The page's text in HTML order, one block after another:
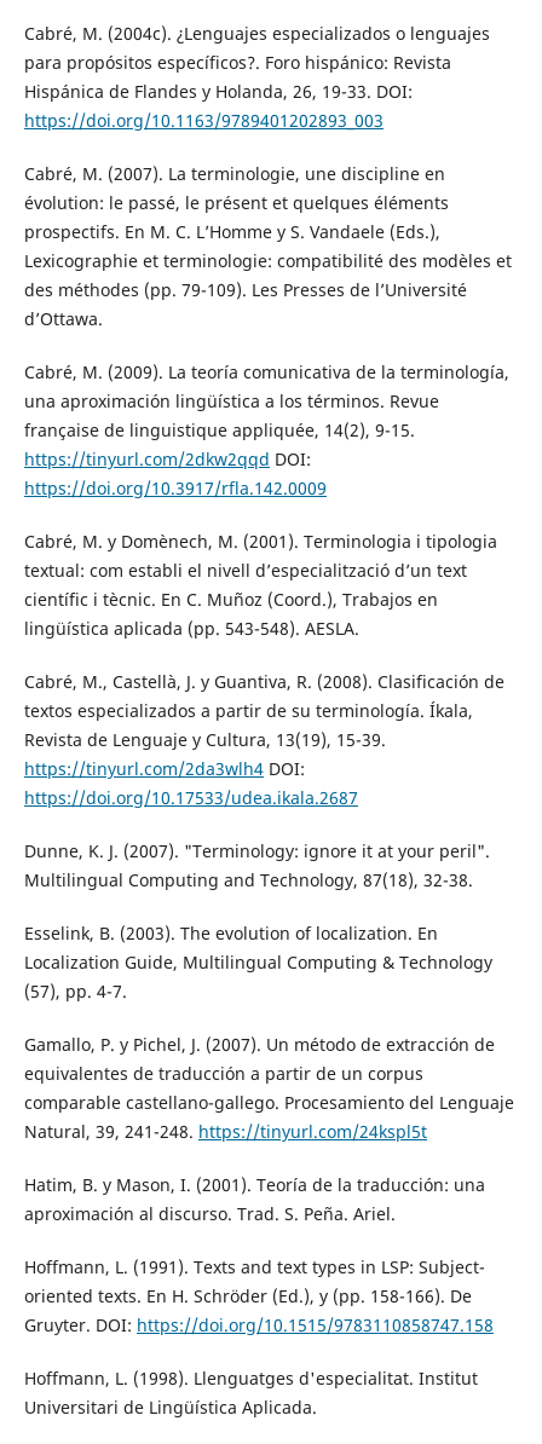
Cabré, M. (2004c). ¿Lenguajes especializados o lenguajes
para propósitos específicos?. Foro hispánico: Revista
Hispánica de Flandes y Holanda, 26, 19-33. DOI:
https://doi.org/10.1163/9789401202893_003
Cabré, M. (2007). La terminologie, une discipline en
évolution: le passé, le présent et quelques éléments
prospectifs. En M. C. L’Homme y S. Vandaele (Eds.),
Lexicographie et terminologie: compatibilité des modèles et
des méthodes (pp. 79-109). Les Presses de l’Université
d’Ottawa.
Cabré, M. (2009). La teoría comunicativa de la terminología,
una aproximación lingüística a los términos. Revue
française de linguistique appliquée, 14(2), 9-15.
https://tinyurl.com/2dkw2qqd DOI:
https://doi.org/10.3917/rfla.142.0009
Cabré, M. y Domènech, M. (2001). Terminologia i tipologia
textual: com establi el nivell d’especialització d’un text
científic i tècnic. En C. Muñoz (Coord.), Trabajos en
lingüística aplicada (pp. 543-548). AESLA.
Cabré, M., Castellà, J. y Guantiva, R. (2008). Clasificación de
textos especializados a partir de su terminología. Íkala,
Revista de Lenguaje y Cultura, 13(19), 15-39.
https://tinyurl.com/2da3wlh4DOI:
https://doi.org/10.17533/udea.ikala.2687
Dunne, K. J. (2007). "Terminology: ignore it at your peril".
Multilingual Computing and Technology, 87(18), 32-38.
Esselink, B. (2003). The evolution of localization. En
Localization Guide, Multilingual Computing & Technology
(57), pp. 4-7.
Gamallo, P. y Pichel, J. (2007). Un método de extracción de
equivalentes de traducción a partir de un corpus
comparable castellano-gallego. Procesamiento del Lenguaje
Natural, 39, 241-248. https://tinyurl.com/24kspl5t
Hatim, B. y Mason, I. (2001). Teoría de la traducción: una
aproximación al discurso. Trad. S. Peña. Ariel.
Hoffmann, L. (1991). Texts and text types in LSP: Subject-
oriented texts. En H. Schröder (Ed.), y (pp. 158-166). De
Gruyter. DOI: https://doi.org/10.1515/9783110858747.158
Hoffmann, L. (1998). Llenguatges d'especialitat. Institut
Universitari de Lingüística Aplicada.